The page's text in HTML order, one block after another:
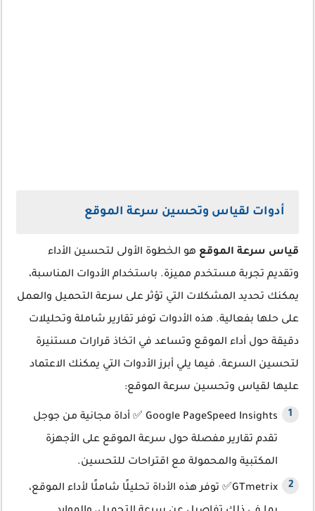
أدوات لقياس وتحسين سرعة الموقع
قياس سرعة الموقع هو الخطوة الأولى لتحسين الأداء
وتقديم تجربة مستخدم مميزة. باستخدام الأدوات المناسبة،
يمكنك تحديد المشكلات التي تؤثر على سرعة التحميل والعمل
على حلها بفعالية. هذه الأدوات توفر تقارير شاملة وتحليلات
دقيقة حول أداء الموقع وتساعد في اتخاذ قرارات مستنيرة
لتحسين السرعة. فيما يلي أبرز الأدوات التي يمكنك الاعتماد
عليها لقياس وتحسين سرعة الموقع:
Google PageSpeed Insights ✅ أداة مجانية من جوجل
تقدم تقارير مفصلة حول سرعة الموقع على الأجهزة
المكتبية والمحمولة مع اقتراحات للتحسين.
GTmetrix✅ توفر هذه الأداة تحليلًا شاملًا لأداء الموقع،